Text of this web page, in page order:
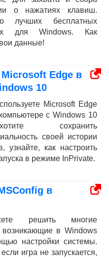
о нажатиях клавиш.
лучших бесплатных
для Windows. Как
данные!
Microsoft Edge в
10
Microsoft Edge
с Windows 10
сохранить
своей истории
узнайте, как настроить
в режиме InPrivate.
в
решить многие
в Windows
настройки системы.
игра не запускается,